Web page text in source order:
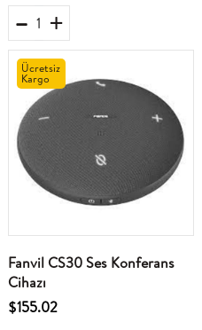
Fanvil CS30 Ses Konferans
Cihazı
$155.02
Ücretsiz
Kargo